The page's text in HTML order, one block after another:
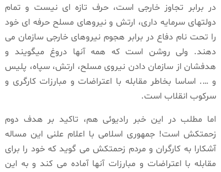
در برابر تجاوز خارجی است، حرف تازه ای نیست و تمام
دولتهای سرمایه داری، ارتش و نیروهای مسلح حرفه ای خود
را تحت نام دفاع در برابر هجوم نیروهای خارجی سازمان می
دهند. ولی روشن است که همه آنها دروغ میگویند و
هدفشان از سازمان دادن نیروی مسلح، ارتش، سپاه، پلیس
و …. اساسا بخاطر مقابله با اعتراضات و مبارزات کارگری و
سرکوب انقلاب است.
اما مطلب در این خبر رادیوئی هم، تاکید بر هدف دوم
زحمتکش است! جمهوری اسلامی با اعلام علنی این مساله
آشکارا به کارگران و مردم زحمتکش می گوید که خود را برای
مقابله با اعتراضات و مبارزات آنها آماده می کند و به این